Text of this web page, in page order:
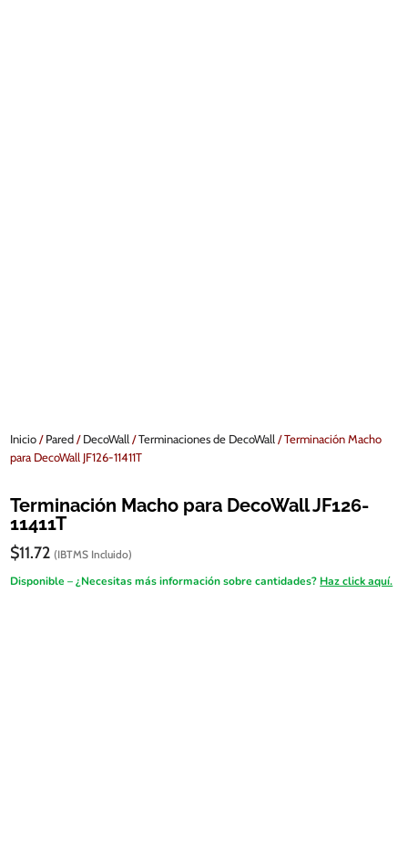
Inicio/Pared/DecoWall /Terminaciones de DecoWall / Terminación Macho
para DecoWall JF126-11411T
Terminación Macho para DecoWall JF126-
11411T
$11.72 (IBTMS Incluido)
Disponible – ¿Necesitas más información sobre cantidades? Haz click aquí.